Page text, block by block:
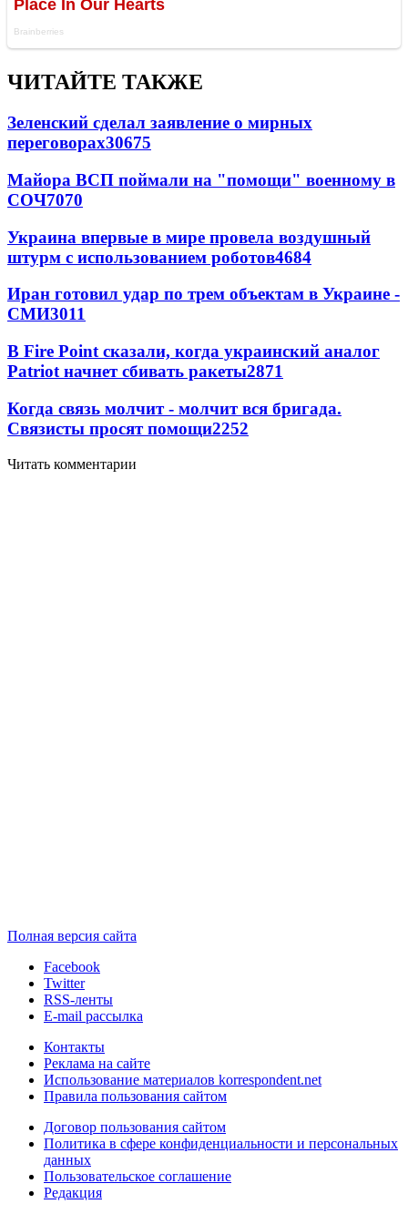
ЧИТАЙТЕ ТАКЖЕ
Зеленский сделал заявление о мирных
переговорах30675
Майора ВСП поймали на "помощи" военному в
СОЧ7070
Украина впервые в мире провела воздушный
штурм с использованием роботов4684
Иран готовил удар по трем объектам в Украине -
СМИ3011
В Fire Point сказали, когда украинский аналог
Patriot начнет сбивать ракеты2871
Когда связь молчит - молчит вся бригада.
Связисты просят помощи2252
Читать комментарии
Полная версия сайта
Facebook
Twitter
RSS-ленты
E-mail рассылка
Контакты
Реклама на сайте
Использование материалов korrespondent.net
Правила пользования сайтом
Договор пользования сайтом
Политика в сфере конфиденциальности и персональных
данных
Пользовательское соглашение
Редакция